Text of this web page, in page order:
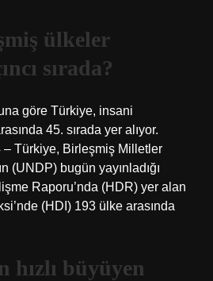
ülkeler
sırada?
göre Türkiye, insani
45. sırada yer alıyor.
– Türkiye, Birleşmiş Milletler
(UNDP) bugün yayınladığı
Raporu’nda (HDR) yer alan
(HDI) 193 ülke arasında
hızlı büyüyen